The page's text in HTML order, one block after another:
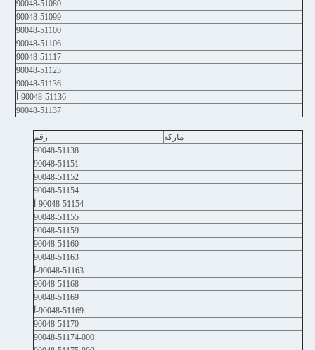
90048-51080
90048-51099
90048-51100
90048-51106
90048-51117
90048-51123
90048-51136
90048-51136-أ
90048-51137
ماركة
رقم
90048-51138
90048-51151
90048-51152
90048-51154
90048-51154-أ
90048-51155
90048-51159
90048-51160
90048-51163
90048-51163-أ
90048-51168
90048-51169
90048-51169-أ
90048-51170
90048-51174-000